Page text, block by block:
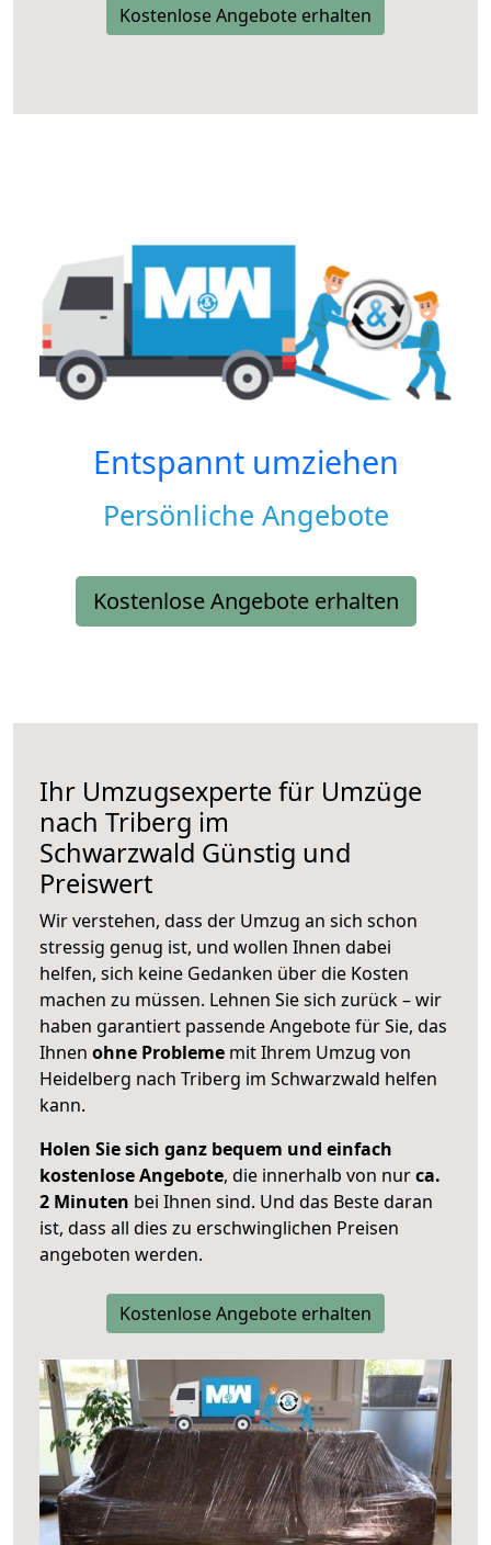
Kostenlose Angebote erhalten
Entspannt umziehen
Persönliche Angebote
Kostenlose Angebote erhalten
Ihr Umzugsexperte für Umzüge
nach Triberg im
Schwarzwald Günstig und
Preiswert
Wir verstehen, dass der Umzug an sich schon
stressig genug ist, und wollen Ihnen dabei
helfen, sich keine Gedanken über die Kosten
machen zu müssen. Lehnen Sie sich zurück – wir
haben garantiert passende Angebote für Sie, das
Ihnen ohne Probleme mit Ihrem Umzug von
Heidelberg nach Triberg im Schwarzwald helfen
kann.
Holen Sie sich ganz bequem und einfach
kostenlose Angebote, die innerhalb von nurca.
2 Minuten bei Ihnen sind. Und das Beste daran
ist, dass all dies zu erschwinglichen Preisen
angeboten werden.
Kostenlose Angebote erhalten